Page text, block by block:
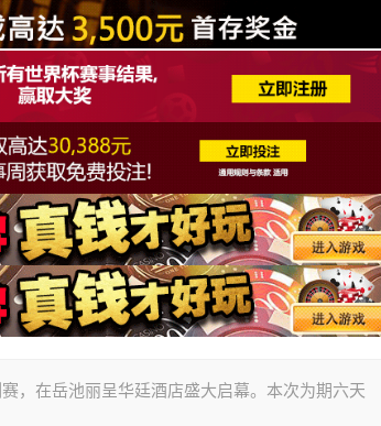
，在岳池丽呈华廷酒店盛大启幕。本次为期六天